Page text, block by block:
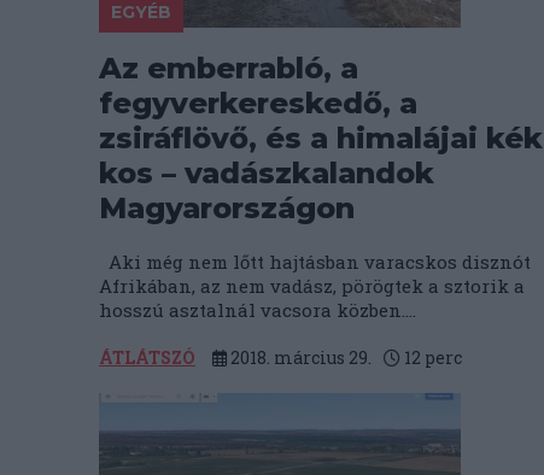
EGYÉB
Az emberrabló, a
fegyverkereskedő, a
zsiráflövő, és a himalájai kék
kos – vadászkalandok
Magyarországon
Aki még nem lőtt hajtásban varacskos disznót
Afrikában, az nem vadász, pörögtek a sztorik a
hosszú asztalnál vacsora közben....
ÁTLÁTSZÓ 2018. március 29. 12 perc